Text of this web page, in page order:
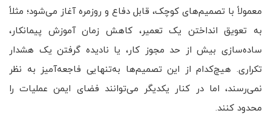
معمولاً با تصمیم‌های کوچک، قابل دفاع و روزمره آغاز می‌شود؛ مثلاً
به تعویق انداختن یک تعمیر، کاهش زمان آموزش پیمانکار،
ساده‌سازی بیش از حد مجوز کار، یا نادیده گرفتن یک هشدار
تکراری. هیچ‌کدام از این تصمیم‌ها به‌تنهایی فاجعه‌آمیز به نظر
نمی‌رسند، اما در کنار یکدیگر می‌توانند فضای ایمن عملیات را
محدود کنند.